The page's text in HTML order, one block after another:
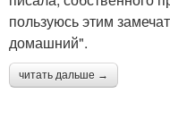
пользуюсь этим
домашний".
читать дальше →